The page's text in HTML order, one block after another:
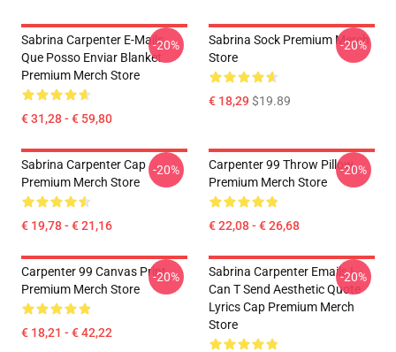
Sabrina Carpenter E-Mails
Que Posso Enviar Blanket
Premium Merch Store
€ 31,28 - € 59,80
-20%
Sabrina Sock Premium Merch
Store
€ 18,29$19.89
-20%
Sabrina Carpenter Cap
Premium Merch Store
€ 19,78 - € 21,16
-20%
Carpenter 99 Throw Pillow
Premium Merch Store
€ 22,08 - € 26,68
-20%
Carpenter 99 Canvas Print
Premium Merch Store
€ 18,21 - € 42,22
-20%
Sabrina Carpenter Emails I
Can T Send Aesthetic Quote
Lyrics Cap Premium Merch
Store
-20%